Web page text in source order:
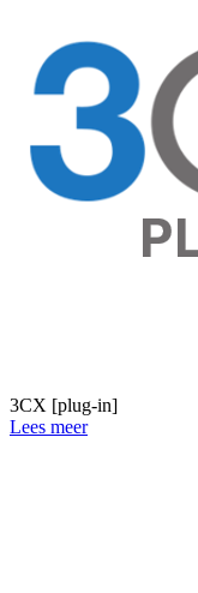
3CX [plug-in]
Lees meer